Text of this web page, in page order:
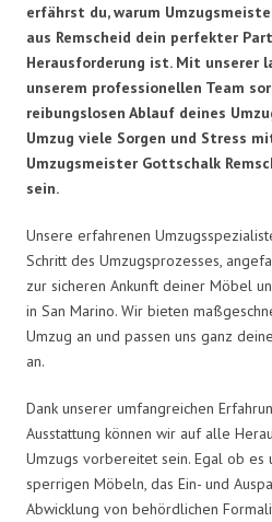
erfährst du, warum
aus Remscheid dein perfekter
Herausforderung ist. Mit unserer
unserem professionellen Team
reibungslosen Ablauf deines
Umzug viele Sorgen und Stress
Umzugsmeister Gottschalk
sein.
Unsere erfahrenen
Schritt des Umzugsprozesses,
zur sicheren Ankunft deiner Möbel
in San Marino. Wir bieten
Umzug an und passen uns ganz
an.
Dank unserer umfangreichen
Ausstattung können wir auf alle
Umzugs vorbereitet sein. Egal ob es
sperrigen Möbeln, das Ein- und
Abwicklung von behördlichen